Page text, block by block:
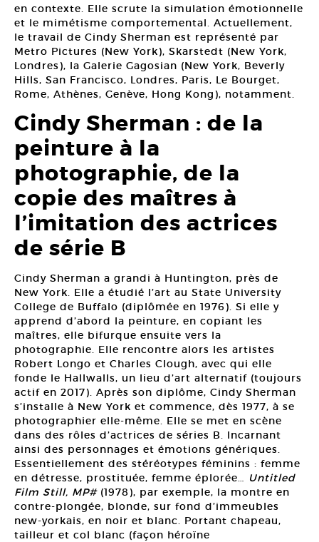
en contexte. Elle scrute la simulation émotionnelle
et le mimétisme comportemental. Actuellement,
le travail de Cindy Sherman est représenté par
Metro Pictures (New York), Skarstedt (New York,
Londres), la Galerie Gagosian (New York, Beverly
Hills, San Francisco, Londres, Paris, Le Bourget,
Rome, Athènes, Genève, Hong Kong), notamment.
Cindy Sherman : de la
peinture à la
photographie, de la
copie des maîtres à
l’imitation des actrices
de série B
Cindy Sherman a grandi à Huntington, près de
New York. Elle a étudié l’art au State University
College de Buffalo (diplômée en 1976). Si elle y
apprend d’abord la peinture, en copiant les
maîtres, elle bifurque ensuite vers la
photographie. Elle rencontre alors les artistes
Robert Longo et Charles Clough, avec qui elle
fonde le Hallwalls, un lieu d’art alternatif (toujours
actif en 2017). Après son diplôme, Cindy Sherman
s’installe à New York et commence, dès 1977, à se
photographier elle-même. Elle se met en scène
dans des rôles d’actrices de séries B. Incarnant
ainsi des personnages et émotions génériques.
Essentiellement des stéréotypes féminins : femme
en détresse, prostituée, femme éplorée… Untitled
Film Still, MP# (1978), par exemple, la montre en
contre-plongée, blonde, sur fond d’immeubles
new-yorkais, en noir et blanc. Portant chapeau,
tailleur et col blanc (façon héroïne